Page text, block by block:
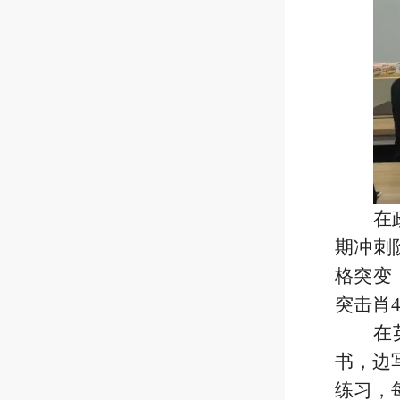
在
期冲刺
格突变
突击肖
在
书，边
练习，